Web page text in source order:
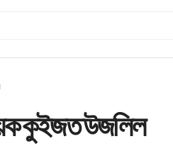
কুইজত উজলিল